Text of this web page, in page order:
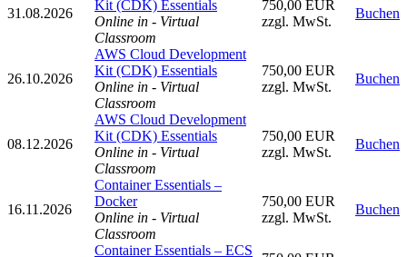
31.08.2026
Kit (CDK) Essentials
Online in - Virtual
Classroom
750,00 EUR
zzgl. MwSt.
Buchen
26.10.2026
AWS Cloud Development
Kit (CDK) Essentials
Online in - Virtual
Classroom
750,00 EUR
zzgl. MwSt.
Buchen
08.12.2026
AWS Cloud Development
Kit (CDK) Essentials
Online in - Virtual
Classroom
750,00 EUR
zzgl. MwSt.
Buchen
16.11.2026
Container Essentials –
Docker
Online in - Virtual
Classroom
750,00 EUR
zzgl. MwSt.
Buchen
Container Essentials – ECS